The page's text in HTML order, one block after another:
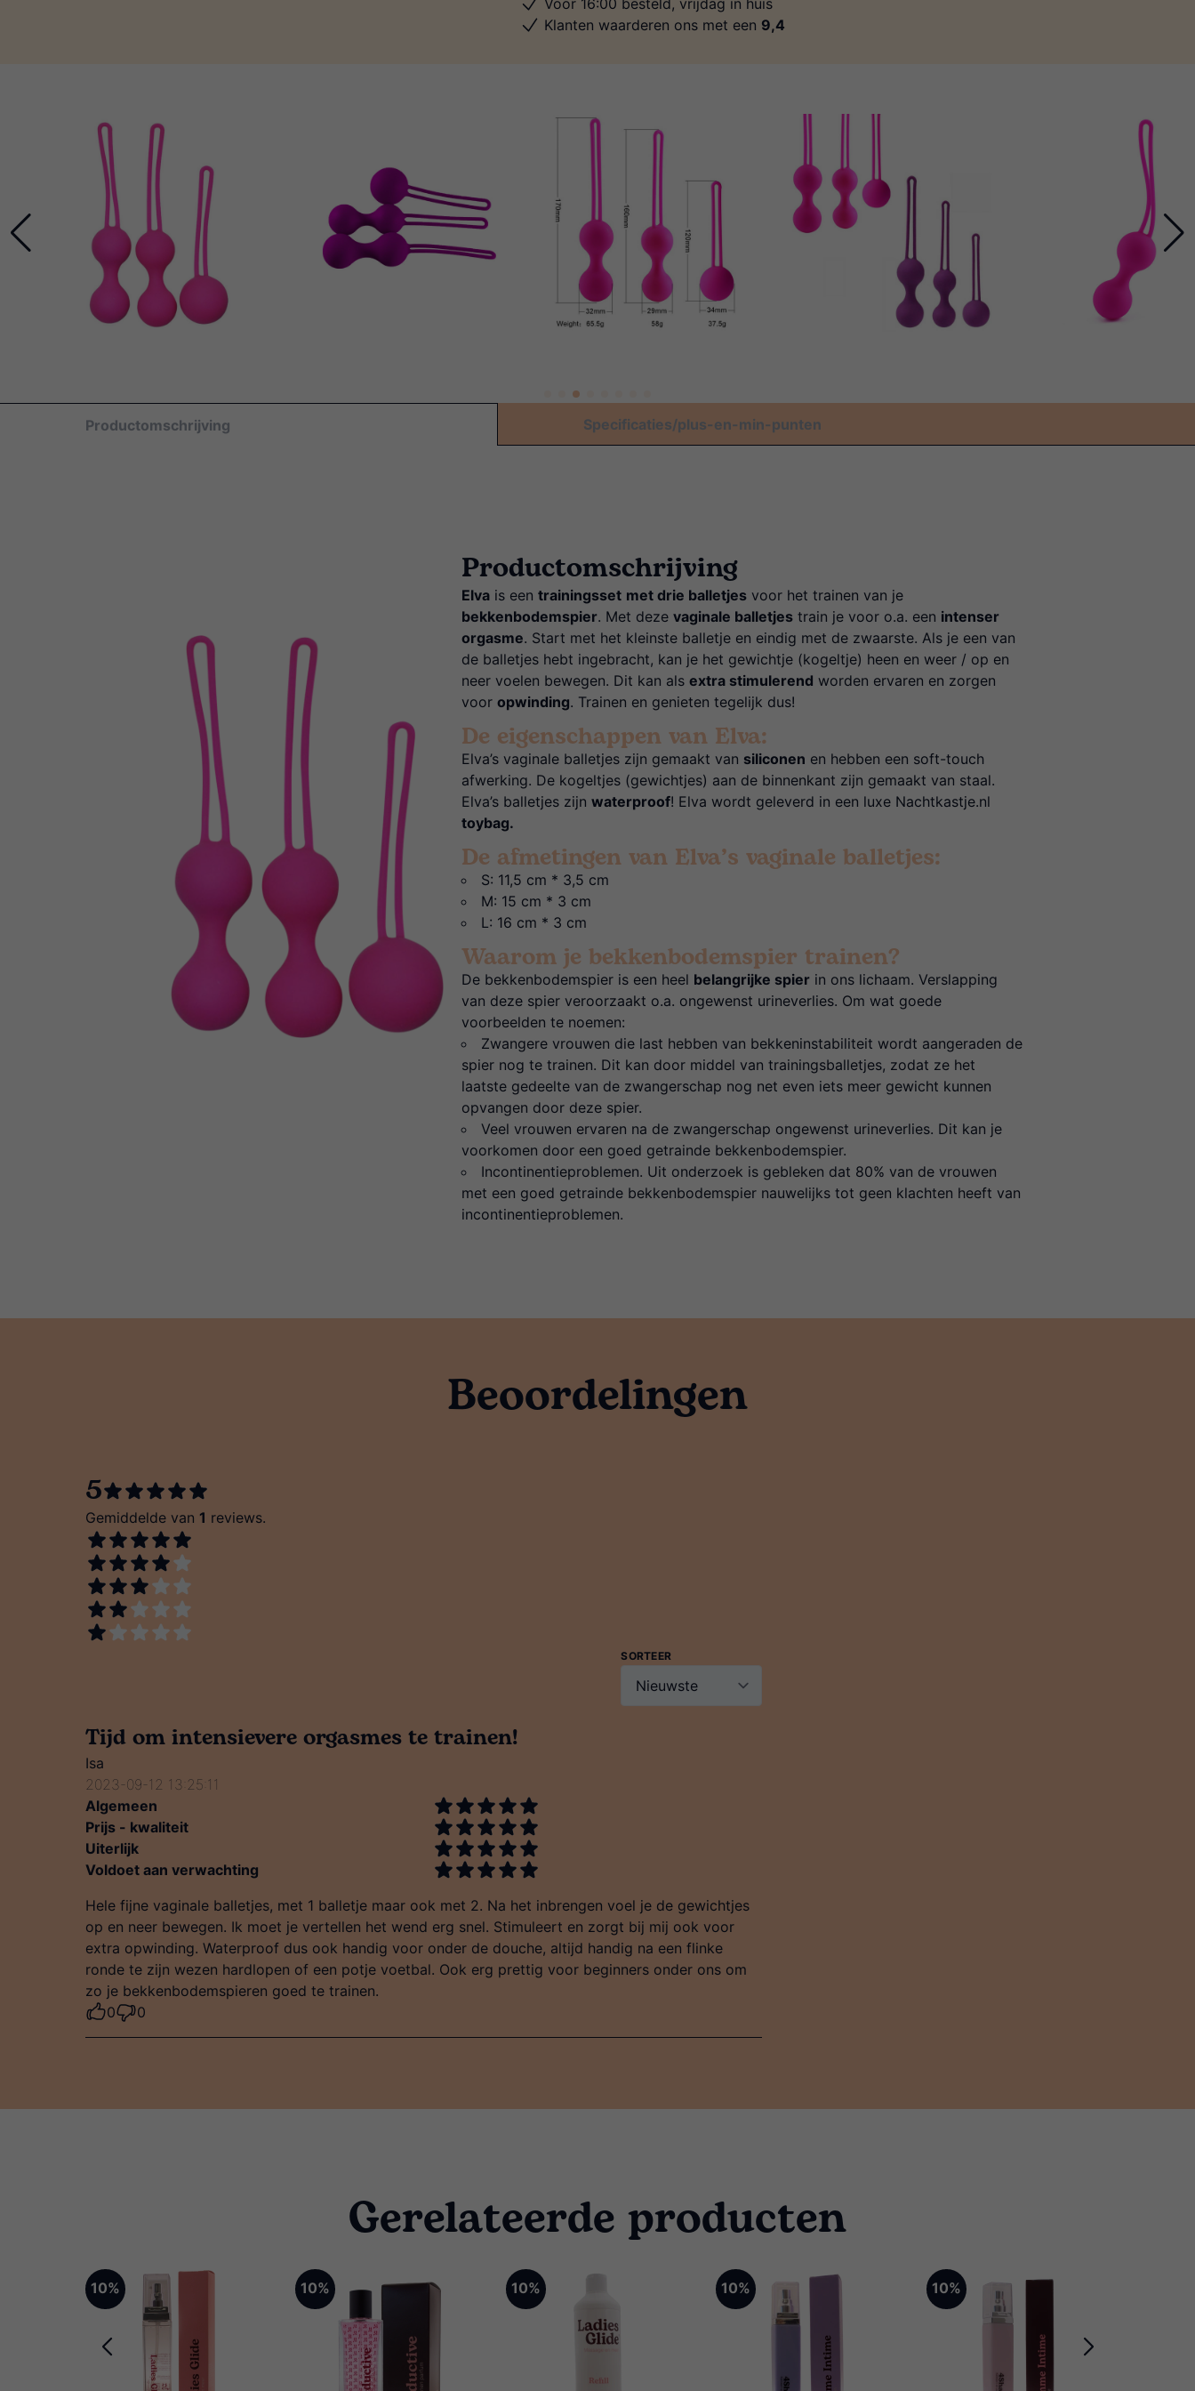
Voor 16:00 besteld, vrijdag in huis
Klanten waarderen ons met een 9,4
Productomschrijving Specificaties/plus-en-min-punten
Productomschrijving
Elvais een trainingsset met drie balletjesvoor het trainen van je
bekkenbodemspier. Met deze vaginale balletjestrain je voor o.a. een intenser
orgasme. Start met het kleinste balletje en eindig met de zwaarste. Als je een van
de balletjes hebt ingebracht, kan je het gewichtje (kogeltje) heen en weer / op en
neer voelen bewegen. Dit kan als extra stimulerend worden ervaren en zorgen
voor opwinding. Trainen en genieten tegelijk dus!
De eigenschappen van Elva:
Elva’s vaginale balletjes zijn gemaakt van siliconen en hebben een soft-touch
afwerking. De kogeltjes (gewichtjes) aan de binnenkant zijn gemaakt van staal.
Elva’s balletjes zijn waterproof! Elva wordt geleverd in een luxe Nachtkastje.nl
toybag.
De afmetingen van Elva’s vaginale balletjes:
S: 11,5 cm * 3,5 cm
M: 15 cm * 3 cm
L: 16 cm * 3 cm
Waarom je bekkenbodemspier trainen?
De bekkenbodemspier is een heel belangrijke spierin ons lichaam. Verslapping
van deze spier veroorzaakt o.a. ongewenst urineverlies. Om wat goede
voorbeelden te noemen:
Zwangere vrouwen die last hebben van bekkeninstabiliteit wordt aangeraden de
spier nog te trainen. Dit kan door middel van trainingsballetjes, zodat ze het
laatste gedeelte van de zwangerschap nog net even iets meer gewicht kunnen
opvangen door deze spier.
Veel vrouwen ervaren na de zwangerschap ongewenst urineverlies. Dit kan je
voorkomen door een goed getrainde bekkenbodemspier.
Incontinentieproblemen. Uit onderzoek is gebleken dat 80% van de vrouwen
met een goed getrainde bekkenbodemspier nauwelijks tot geen klachten heeft van
incontinentieproblemen.
Beoordelingen
5
Gemiddelde van 1 reviews.
SORTEER
Tijd om intensievere orgasmes te trainen!
Isa
2023-09-12 13:25:11
Algemeen
Prijs - kwaliteit
Uiterlijk
Voldoet aan verwachting
Hele fijne vaginale balletjes, met 1 balletje maar ook met 2. Na het inbrengen voel je de gewichtjes
op en neer bewegen. Ik moet je vertellen het wend erg snel. Stimuleert en zorgt bij mij ook voor
extra opwinding. Waterproof dus ook handig voor onder de douche, altijd handig na een flinke
ronde te zijn wezen hardlopen of een potje voetbal. Ook erg prettig voor beginners onder ons om
zo je bekkenbodemspieren goed te trainen.
0
0
Gerelateerde producten
10% 10% 10% 10% 10%